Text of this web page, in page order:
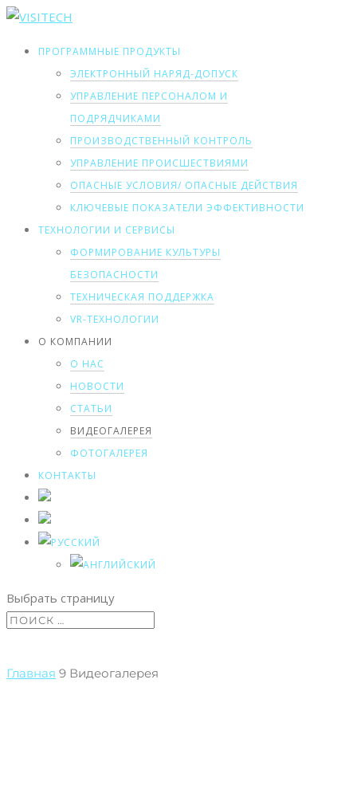
ПРОГРАММНЫЕ ПРОДУКТЫ
ЭЛЕКТРОННЫЙ НАРЯД-ДОПУСК
УПРАВЛЕНИЕ ПЕРСОНАЛОМ И
ПОДРЯДЧИКАМИ
ПРОИЗВОДСТВЕННЫЙ КОНТРОЛЬ
УПРАВЛЕНИЕ ПРОИСШЕСТВИЯМИ
ОПАСНЫЕ УСЛОВИЯ/ ОПАСНЫЕ ДЕЙСТВИЯ
КЛЮЧЕВЫЕ ПОКАЗАТЕЛИ ЭФФЕКТИВНОСТИ
ТЕХНОЛОГИИ И СЕРВИСЫ
ФОРМИРОВАНИЕ КУЛЬТУРЫ
БЕЗОПАСНОСТИ
ТЕХНИЧЕСКАЯ ПОДДЕРЖКА
VR-ТЕХНОЛОГИИ
О КОМПАНИИ
О НАС
НОВОСТИ
СТАТЬИ
ВИДЕОГАЛЕРЕЯ
ФОТОГАЛЕРЕЯ
КОНТАКТЫ
Выбрать страницу
Главная 9 Видеогалерея